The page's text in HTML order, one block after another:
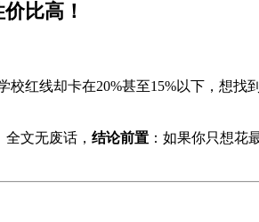
比高！
红线却卡在20%甚至15%以下，想找
全文无废话， 结论前置 ：如果你只想花